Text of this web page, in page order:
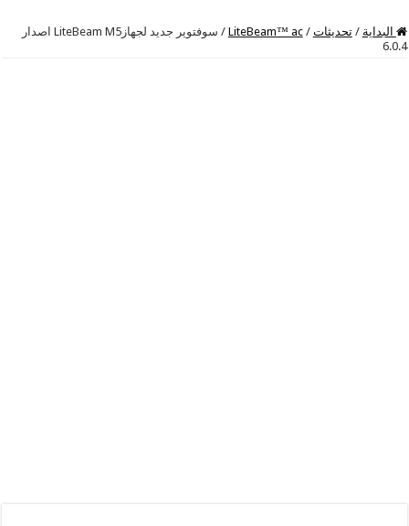
البداية / تحديثات /
LiteBeam™ ac
/
سوفتوير جديد لجهازLiteBeam M5 اصدار
6.0.4